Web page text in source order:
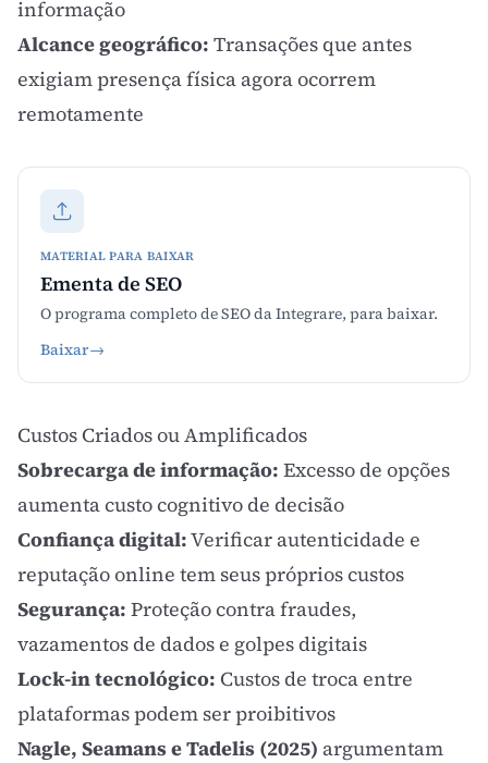
informação
Alcance geográfico: Transações que antes
exigiam presença física agora ocorrem
remotamente
MATERIAL PARA BAIXAR
Ementa de SEO
O programa completo de SEO da Integrare, para baixar.
Baixar→
Custos Criados ou Amplificados
Sobrecarga de informação: Excesso de opções
aumenta custo cognitivo de decisão
Confiança digital:Verificar autenticidade e
reputação online tem seus próprios custos
Segurança: Proteção contra fraudes,
vazamentos de dados e golpes digitais
Lock-in tecnológico: Custos de troca entre
plataformas podem ser proibitivos
Nagle, Seamans e Tadelis (2025) argumentam